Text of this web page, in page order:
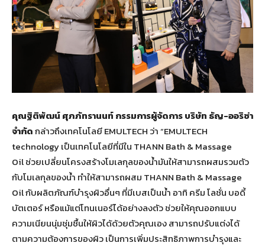
คุณฐิติพัฒน์ ศุภภัทรานนท์ กรรมการผู้จัดการ บริษัท ธัญ-ออริซ่า
จำกัดกล่าวถึงเทคโนโลยี EMULTECH ว่า “EMULTECH
technology เป็นเทคโนโลยีที่มีใน THANN Bath & Massage
Oil ช่วยเปลี่ยนโครงสร้างโมเลกุลของน้ำมันให้สามารถผสมรวมตัว
กับโมเลกุลของน้ำ ทำให้สามารถผสม THANN Bath & Massage
Oil กับผลิตภัณฑ์บำรุงผิวอื่นๆ ที่มีเบสเป็นน้ำ อาทิ ครีม โลชั่น บอดี้
บัตเตอร์ หรือแม้แต่โทนเนอร์ได้อย่างลงตัว ช่วยให้คุณออกแบบ
ความเนียนนุ่มชุ่มชื้นให้ผิวได้ด้วยตัวคุณเอง สามารถปรับแต่งได้
ตามความต้องการของผิว เป็นการเพิ่มประสิทธิภาพการบำรุงและ